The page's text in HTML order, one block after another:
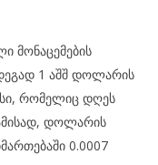
მონაცემების
1 აშშ დოლარის
რომელიც დღეს
დოლარის
0.0007